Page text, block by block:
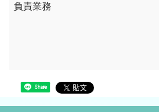
Share